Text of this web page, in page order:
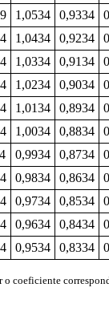
1,0534 0,9334
1,0434 0,9234
1,0334 0,9134
1,0234 0,9034
1,0134 0,8934
1,0034 0,8834
0,9934 0,8734
0,9834 0,8634
0,9734 0,8534
0,9634 0,8434
0,9534 0,8334
coeficiente